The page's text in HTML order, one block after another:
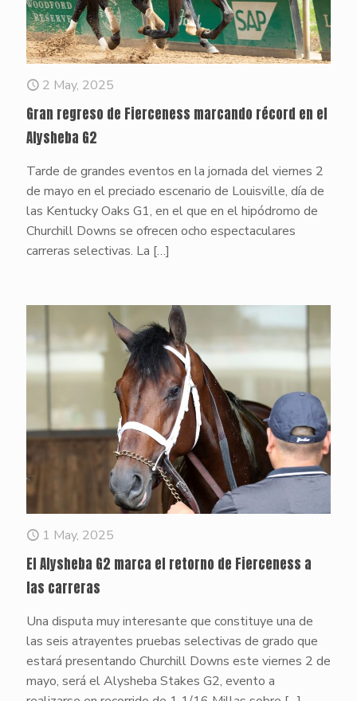
2 May, 2025
Gran regreso de Fierceness marcando récord en el
Alysheba G2
Tarde de grandes eventos en la jornada del viernes 2
de mayo en el preciado escenario de Louisville, día de
las Kentucky Oaks G1, en el que en el hipódromo de
Churchill Downs se ofrecen ocho espectaculares
carreras selectivas. La […]
1 May, 2025
El Alysheba G2 marca el retorno de Fierceness a
las carreras
Una disputa muy interesante que constituye una de
las seis atrayentes pruebas selectivas de grado que
estará presentando Churchill Downs este viernes 2 de
mayo, será el Alysheba Stakes G2, evento a